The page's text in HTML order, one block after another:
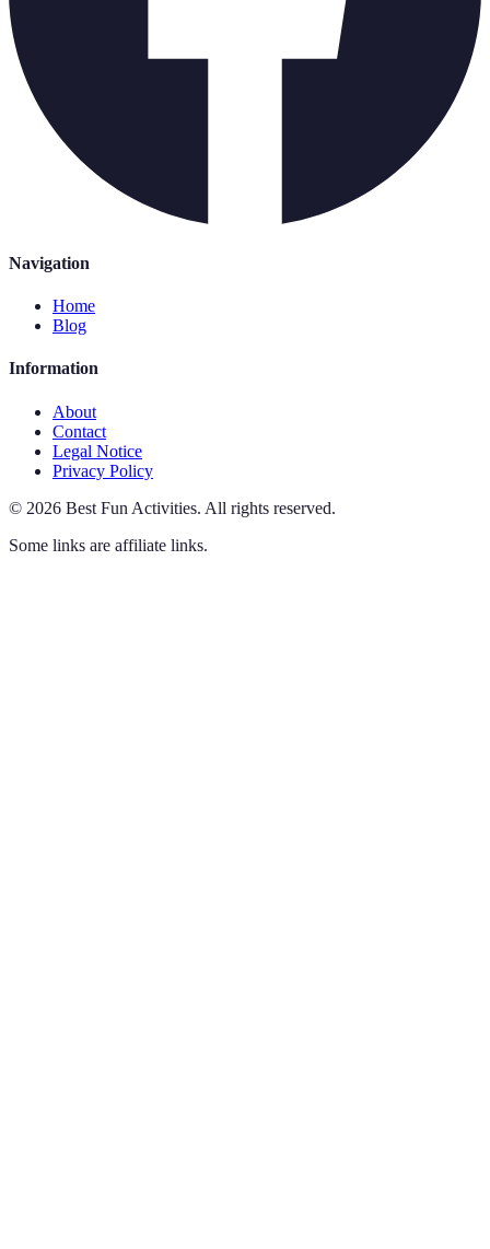
Navigation
Home
Blog
Information
About
Contact
Legal Notice
Privacy Policy
© 2026 Best Fun Activities. All rights reserved.
Some links are affiliate links.